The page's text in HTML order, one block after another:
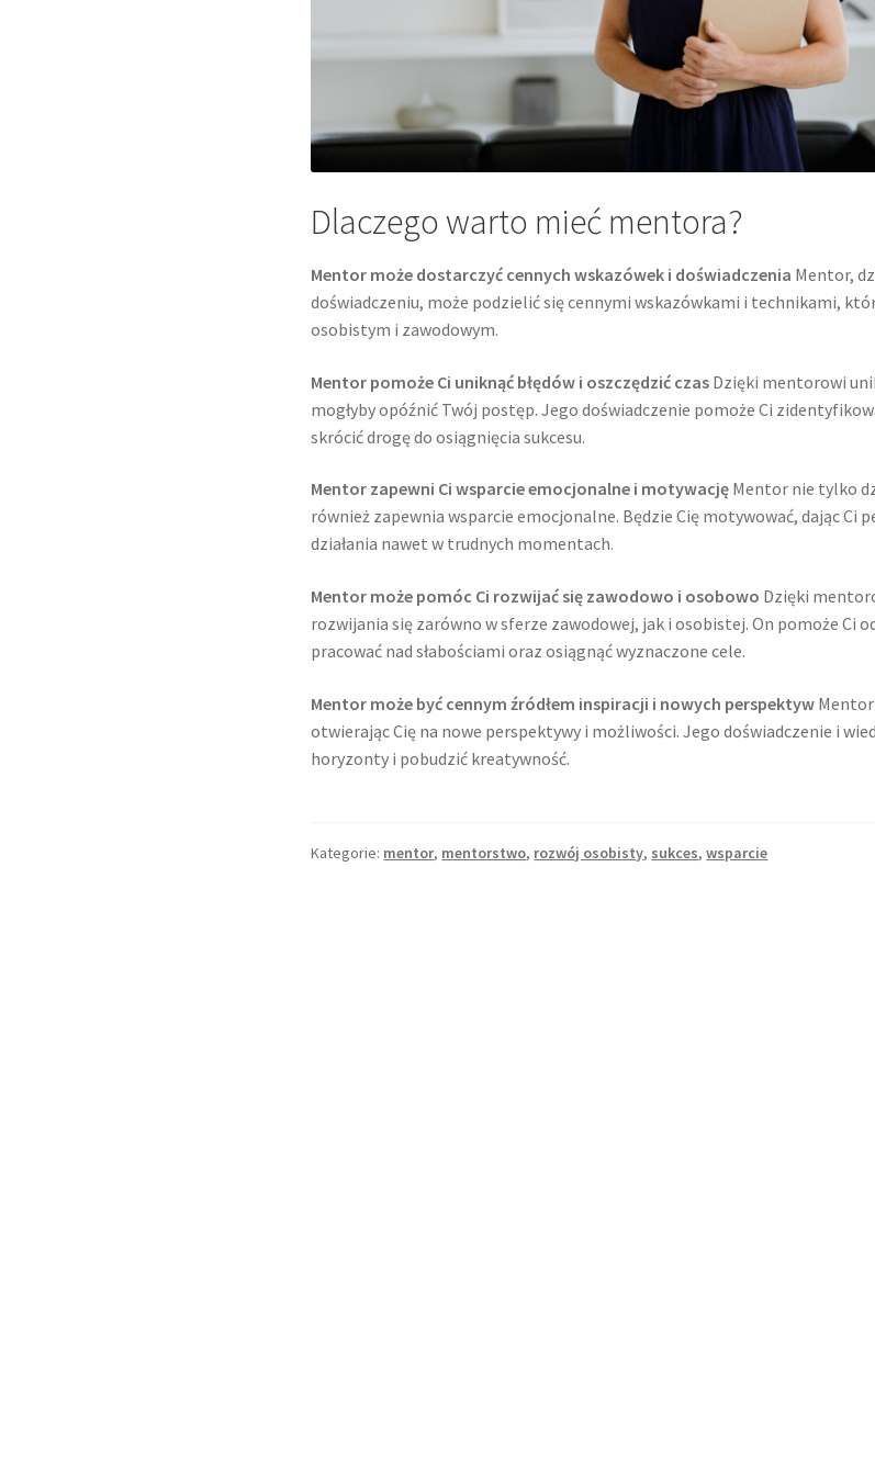
Dlaczego warto mieć mentora?
Mentor może dostarczyć cennych wskazówek i doświadczenia Mentor,
doświadczeniu, może podzielić się cennymi wskazówkami i technikami,
osobistym i zawodowym.
Mentor pomoże Ci uniknąć błędów i oszczędzić czas Dzięki mentorowi
mogłyby opóźnić Twój postęp. Jego doświadczenie pomoże Ci
skrócić drogę do osiągnięcia sukcesu.
Mentor zapewni Ci wsparcie emocjonalne i motywację Mentor nie tylko
również zapewnia wsparcie emocjonalne. Będzie Cię motywować, dając Ci
działania nawet w trudnych momentach.
Mentor może pomóc Ci rozwijać się zawodowo i osobowo Dzięki
rozwijania się zarówno w sferze zawodowej, jak i osobistej. On pomoże Ci
pracować nad słabościami oraz osiągnąć wyznaczone cele.
Mentor może być cennym źródłem inspiracji i nowych perspektyw Mentor
otwierając Cię na nowe perspektywy i możliwości. Jego doświadczenie i
horyzonty i pobudzić kreatywność.
Kategorie: mentor, mentorstwo, rozwój osobisty, sukces,wsparcie